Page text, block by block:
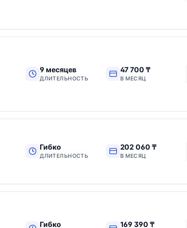
9 месяцев
ДЛИТЕЛЬНОСТЬ
47 700 ₸
В МЕСЯЦ
Гибко
ДЛИТЕЛЬНОСТЬ
202 060 ₸
В МЕСЯЦ
Гибко 169 390 ₸